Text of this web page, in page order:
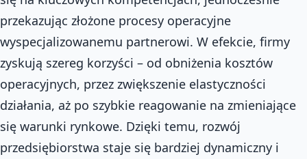
przekazując złożone procesy operacyjne
wyspecjalizowanemu partnerowi. W efekcie, firmy
zyskują szereg korzyści – od obniżenia kosztów
operacyjnych, przez zwiększenie elastyczności
działania, aż po szybkie reagowanie na zmieniające
się warunki rynkowe. Dzięki temu, rozwój
przedsiębiorstwa staje się bardziej dynamiczny i